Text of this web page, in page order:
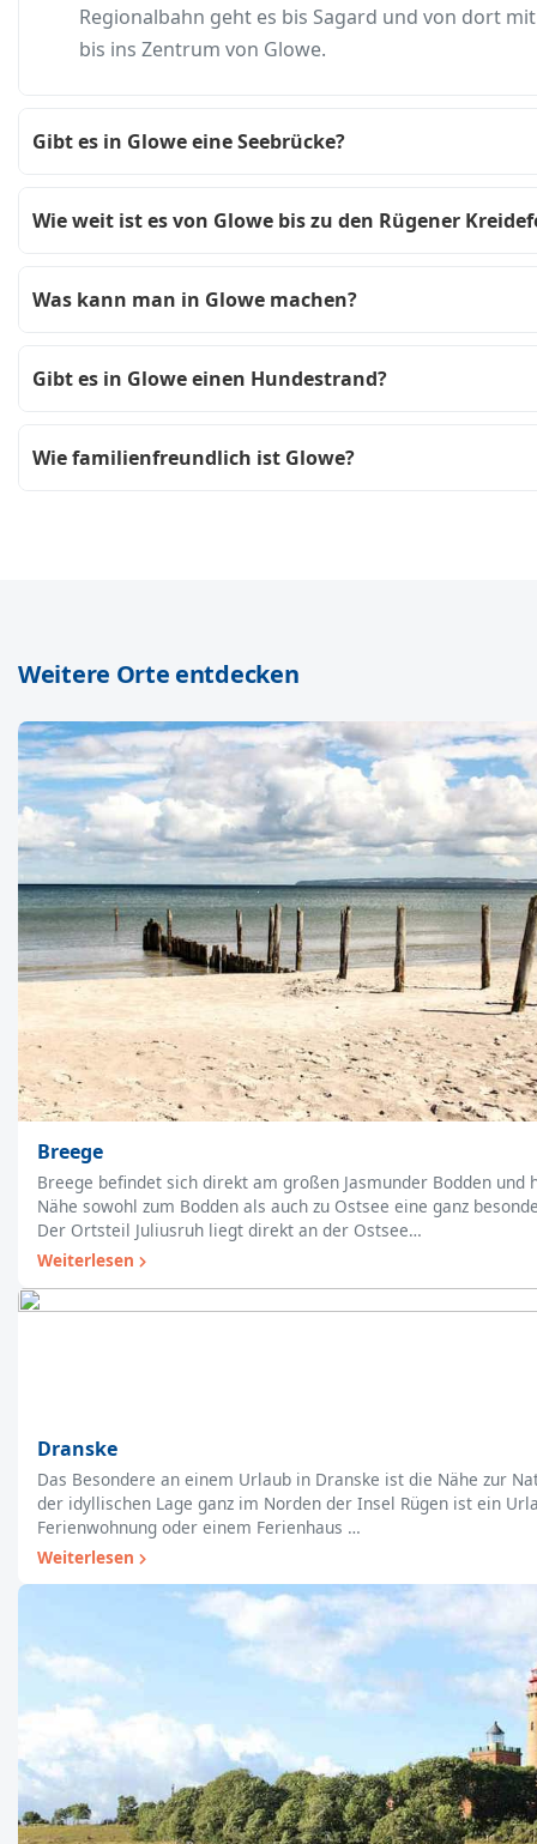
Regionalbahn geht es bis Sagard und von dort
bis ins Zentrum von Glowe.
Gibt es in Glowe eine Seebrücke?
Wie weit ist es von Glowe bis zu den Rügener
Was kann man in Glowe machen?
Gibt es in Glowe einen Hundestrand?
Wie familienfreundlich ist Glowe?
Weitere Orte entdecken
Breege
Breege befindet sich direkt am großen Jasmunder Bodden und
Nähe sowohl zum Bodden als auch zu Ostsee eine ganz
Der Ortsteil Juliusruh liegt direkt an der Ostsee…
Weiterlesen
Dranske
Das Besondere an einem Urlaub in Dranske ist die Nähe zur
der idyllischen Lage ganz im Norden der Insel Rügen ist ein
Ferienwohnung oder einem Ferienhaus …
Weiterlesen